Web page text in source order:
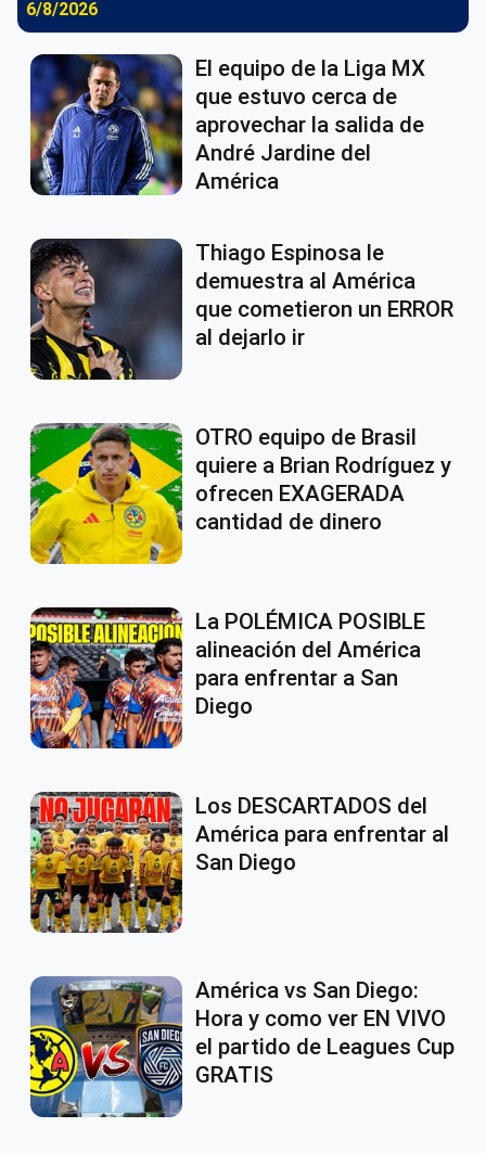
6/8/2026
El equipo de la Liga MX
que estuvo cerca de
aprovechar la salida de
André Jardine del
América
Thiago Espinosa le
demuestra al América
que cometieron un ERROR
al dejarlo ir
OTRO equipo de Brasil
quiere a Brian Rodríguez y
ofrecen EXAGERADA
cantidad de dinero
La POLÉMICA POSIBLE
alineación del América
para enfrentar a San
Diego
Los DESCARTADOS del
América para enfrentar al
San Diego
América vs San Diego:
Hora y como ver EN VIVO
el partido de Leagues Cup
GRATIS